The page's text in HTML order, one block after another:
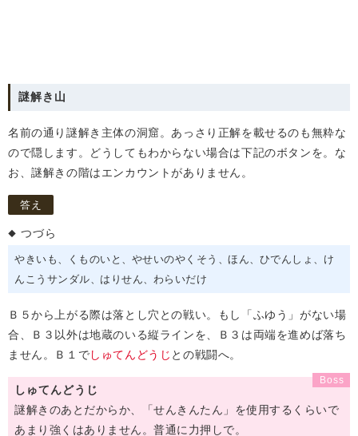
謎解き山
名前の通り謎解き主体の洞窟。あっさり正解を載せるのも無粋な
ので隠します。どうしてもわからない場合は下記のボタンを。な
お、謎解きの階はエンカウントがありません。
答え
つづら
やきいも くものいと やせいのやくそう ほん ひでんしょ
け
んこうサンダル
はりせん わらいだけ
Ｂ５から上がる際は落とし穴との戦い。もし「ふゆう」がない場
合、Ｂ３以外は地蔵のいる縦ラインを、Ｂ３は両端を進めば落ち
ません。Ｂ１でしゅてんどうじ との戦闘へ。
しゅてんどうじ
謎解きのあとだからか、「せんきんたん」を使用するくらいで
あまり強くはありません。普通に力押しで。